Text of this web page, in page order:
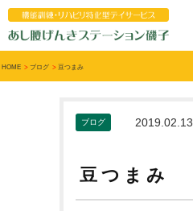
HOME > ブログ > 豆つまみ
ブログ 2019.02.13
豆つまみ